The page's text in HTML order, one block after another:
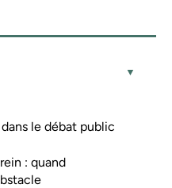
le débat public
: quand